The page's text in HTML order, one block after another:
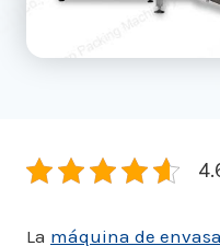
La máquina de